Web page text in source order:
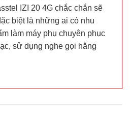
IZI 20 4G chắc chắn sẽ
biệt là những ai có nhu
làm máy phụ chuyên phục
sử dụng nghe gọi hằng